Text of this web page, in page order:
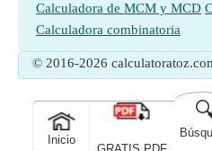
Calculadora de MCM y MCD
Calculadora combinatoria
© 2016-2026
Inicio